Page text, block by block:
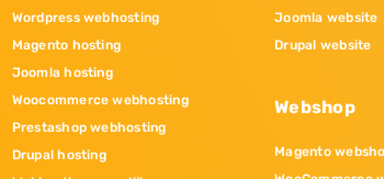
Wordpress webhosting
Magento hosting
Joomla hosting
Woocommerce webhosting
Prestashop webhosting
Drupal hosting
Joomla website
Drupal website
Webshop
Magento